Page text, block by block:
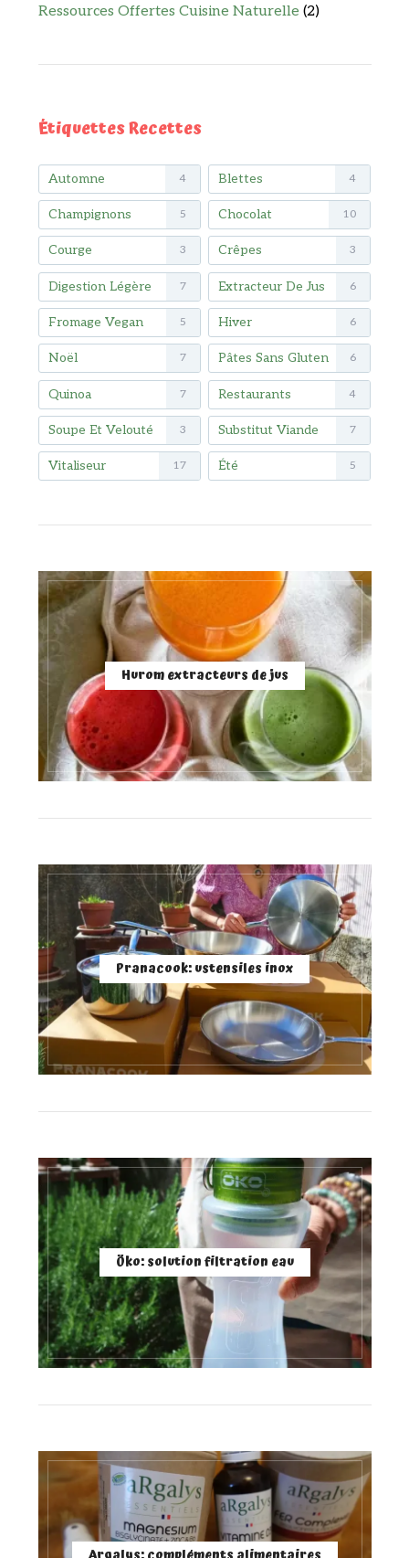
Ressources Offertes Cuisine Naturelle (2)
Étiquettes Recettes
Automne 4 Blettes 4
Champignons 5 Chocolat 10
Courge 3 Crêpes 3
Digestion Légère 7 Extracteur De Jus 6
Fromage Vegan 5 Hiver 6
Noël 7 Pâtes Sans Gluten 6
Quinoa 7 Restaurants 4
Soupe Et Velouté 3 Substitut Viande 7
Vitaliseur 17 Été 5
Hurom extracteurs de jus
Pranacook: ustensiles inox
Öko: solution filtration eau